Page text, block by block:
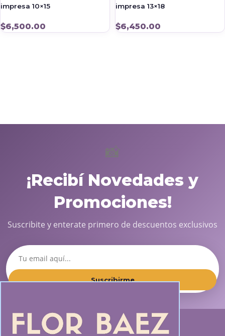
impresa 10×15
$6,500.00
impresa 13×18
$6,450.00
📸
¡Recibí Novedades y
Promociones!
Suscribite y enterate primero de descuentos exclusivos
Suscribirme